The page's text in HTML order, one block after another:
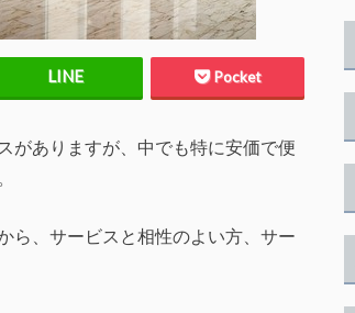
Pocket
がありますが、中でも特に安価で便
ら、サービスと相性のよい方、サー